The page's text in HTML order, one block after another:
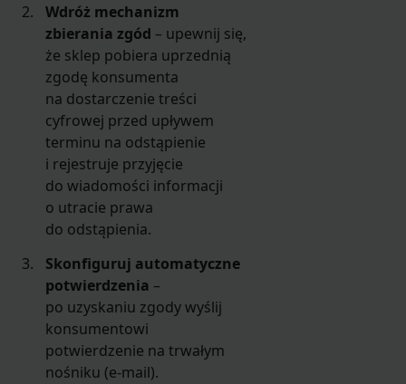
Wdróż mechanizm
zbierania zgód – upewnij się,
że sklep pobiera uprzednią
zgodę konsumenta
na dostarczenie treści
cyfrowej przed upływem
terminu na odstąpienie
i rejestruje przyjęcie
do wiadomości informacji
o utracie prawa
do odstąpienia.
Skonfiguruj automatyczne
potwierdzenia –
po uzyskaniu zgody wyślij
konsumentowi
potwierdzenie na trwałym
nośniku (e-mail).